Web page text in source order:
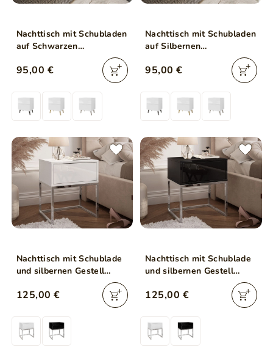
Nachttisch mit Schubladen
auf Schwarzen
Metallbeinen Noaé Lux
95,00 €
Nachttisch mit Schubladen
auf Silbernen
Metallbeinen Noaé Lux
95,00 €
Nachttisch mit Schublade
und silbernen Gestell
Brisa Weiß Hochglanz
125,00 €
Nachttisch mit Schublade
und silbernen Gestell
Brisa Schwarz Hochglanz
125,00 €